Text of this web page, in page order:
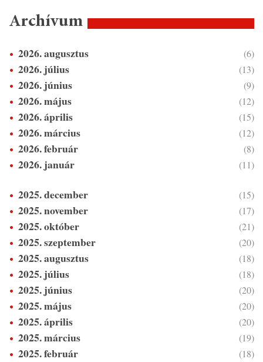
Archívum
2026. augusztus (6)
2026. július (13)
2026. június (9)
2026. május (12)
2026. április (15)
2026. március (12)
2026. február (8)
2026. január (11)
2025. december (15)
2025. november (17)
2025. október (21)
2025. szeptember (20)
2025. augusztus (18)
2025. július (18)
2025. június (20)
2025. május (20)
2025. április (20)
2025. március (19)
2025. február (18)